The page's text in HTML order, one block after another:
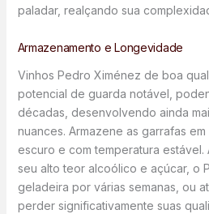
paladar, realçando sua
Armazenamento e Longevidade
Vinhos Pedro Ximénez de boa
potencial de guarda notável,
décadas, desenvolvendo ainda
nuances. Armazene as garrafas
escuro e com temperatura
seu alto teor alcoólico e açúcar, o
geladeira por várias semanas, ou
perder significativamente suas